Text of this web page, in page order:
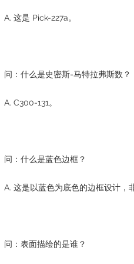
A. 这是 Pick-227a。
问：什么是史密斯-马特拉弗斯数？
A. C300-131。
问：什么是蓝色边框？
A. 这是以蓝色为底色的边框设计，
问：表面描绘的是谁？